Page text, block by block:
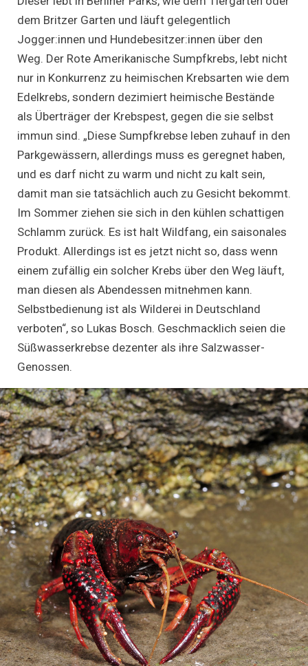
dem Britzer Garten und läuft gelegentlich
Jogger:innen und Hundebesitzer:innen über den
Weg. Der Rote Amerikanische Sumpfkrebs, lebt nicht
nur in Konkurrenz zu heimischen Krebsarten wie dem
Edelkrebs, sondern dezimiert heimische Bestände
als Überträger der Krebspest, gegen die sie selbst
immun sind. „Diese Sumpfkrebse leben zuhauf in den
Parkgewässern, allerdings muss es geregnet haben,
und es darf nicht zu warm und nicht zu kalt sein,
damit man sie tatsächlich auch zu Gesicht bekommt.
Im Sommer ziehen sie sich in den kühlen schattigen
Schlamm zurück. Es ist halt Wildfang, ein saisonales
Produkt. Allerdings ist es jetzt nicht so, dass wenn
einem zufällig ein solcher Krebs über den Weg läuft,
man diesen als Abendessen mitnehmen kann.
Selbstbedienung ist als Wilderei in Deutschland
verboten“, so Lukas Bosch. Geschmacklich seien die
Süßwasserkrebse dezenter als ihre Salzwasser-
Genossen.